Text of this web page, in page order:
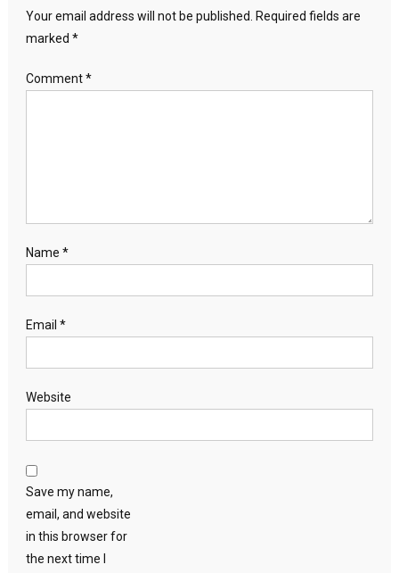
Your email address will not be published.
Required fields are
marked *
Comment*
Name *
Email *
Website
Save my name,
email, and website
in this browser for
the next time I